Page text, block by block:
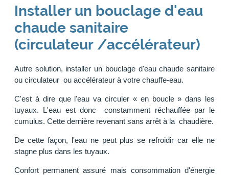
Installer un bouclage d'eau
chaude sanitaire
(circulateur /accélérateur)
Autre solution, installer un bouclage d'eau chaude sanitaire
ou circulateur ou accélérateur à votre chauffe-eau.
C'est à dire que l'eau va circuler « en boucle » dans les
tuyaux. L'eau est donc constamment réchauffée par le
cumulus. Cette dernière revenant sans arrêt à la chaudière.
De cette façon, l'eau ne peut plus se refroidir car elle ne
stagne plus dans les tuyaux.
Confort permanent assuré mais consommation d'énergie